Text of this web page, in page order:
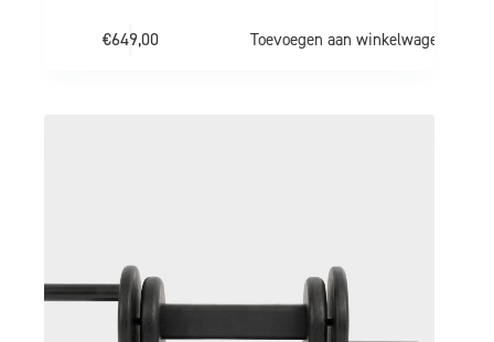
€649,00 Toevoegen aan winkelwagen